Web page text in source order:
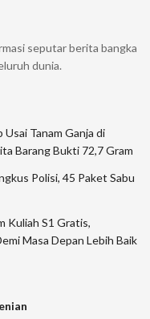
seputar berita bangka
dunia.
Tanam Ganja di
Barang Bukti 72,7 Gram
Polisi, 45 Paket Sabu
Kuliah S1 Gratis,
Masa Depan Lebih Baik